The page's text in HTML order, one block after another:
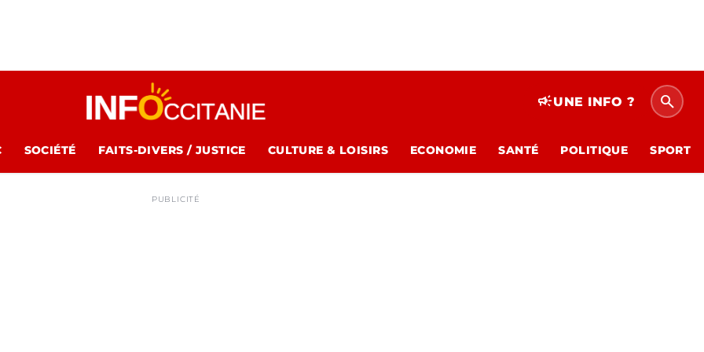
campaignUNE INFO ? search
SOCIÉTÉ FAITS-DIVERS / JUSTICE CULTURE & LOISIRS ECONOMIE SANTÉ POLITIQUE SPORT
PUBLICITÉ